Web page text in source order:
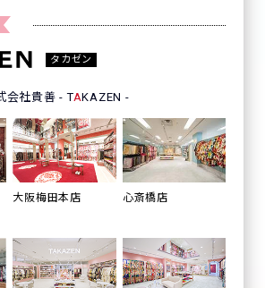
タカゼン
会社貴善 - TAKAZEN -
大阪梅田本店 心斎橋店